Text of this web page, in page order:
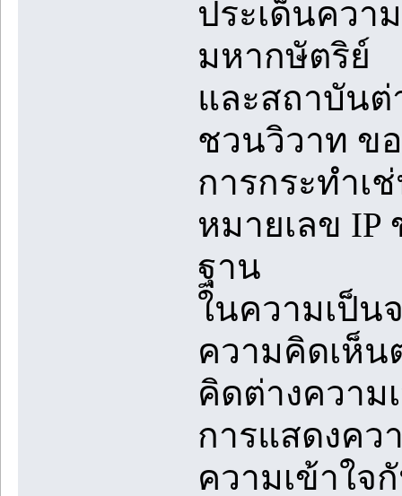
ประเด็นควา
มหากษัตริย์
และสถาบันต่
ชวนวิวาท ข
การกระทำ
หมายเลข IP
ฐาน
ในความเป็น
ความคิดเห็
คิดต่างความ
การแสดงคว
ความเข้าใจ